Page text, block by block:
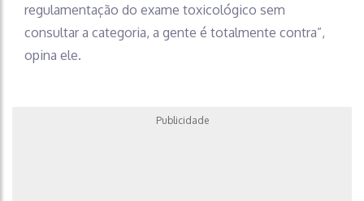
regulamentação do exame toxicológico sem
consultar a categoria, a gente é totalmente contra”,
opina ele.
Publicidade